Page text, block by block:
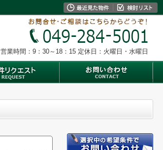
営業時間：9：30～18：15 定休日：火曜日・水曜日